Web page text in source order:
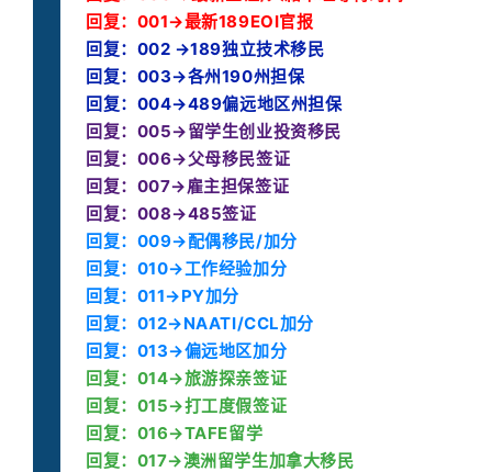
回复：001→最新189EOI官报
回复：002 →189独立技术移民
回复：003→各州190州担保
回复：004→489偏远地区州担保
回复：005→留学生创业投资移民
回复：006→父母移民签证
回复：007→雇主担保签证
回复：008→485签证
回复：009→配偶移民/加分
回复：010→工作经验加分
回复：011→PY加分
回复：012→NAATI/CCL加分
回复：013→偏远地区加分
回复：014→旅游探亲签证
回复：015→打工度假签证
回复：016→TAFE留学
回复：017→澳洲留学生加拿大移民